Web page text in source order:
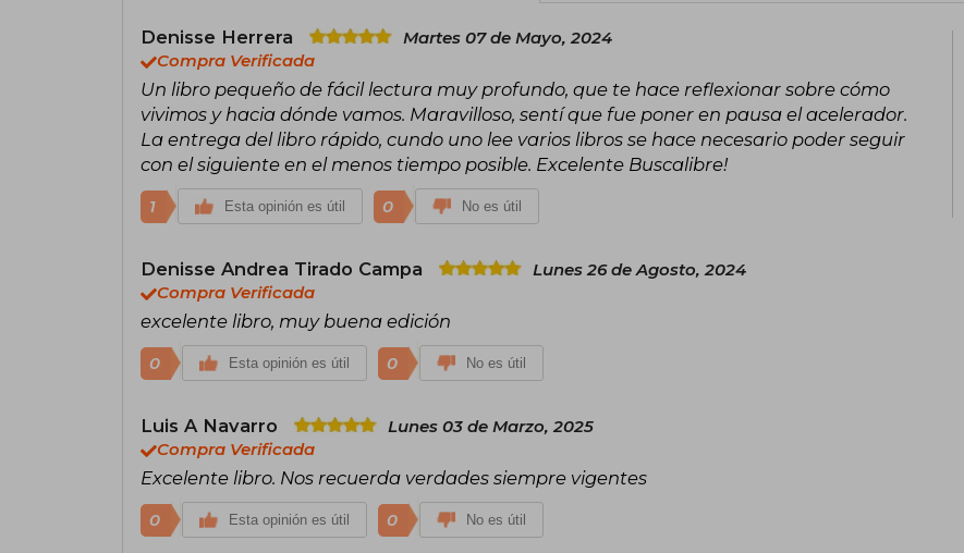
Denisse Herrera
Martes 07 de Mayo, 2024
Compra Verificada
Un libro pequeño de fácil lectura muy profundo, que te hace reflexionar sobre cómo
vivimos y hacia dónde vamos. Maravilloso, sentí que fue poner en pausa el acelerador.
La entrega del libro rápido, cundo uno lee varios libros se hace necesario poder seguir
con el siguiente en el menos tiempo posible. Excelente Buscalibre!
1 Esta opinión es útil 0 No es útil
Denisse Andrea Tirado Campa
Lunes 26 de Agosto, 2024
Compra Verificada
excelente libro, muy buena edición
0 Esta opinión es útil 0 No es útil
Luis A Navarro
Lunes 03 de Marzo, 2025
Compra Verificada
Excelente libro. Nos recuerda verdades siempre vigentes
0 Esta opinión es útil 0 No es útil